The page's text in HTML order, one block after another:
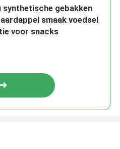
synthetische gebakken
smaak voedsel
voor snacks